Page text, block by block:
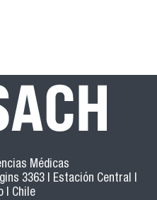
Médicas
3363 | Estación Central |
| Chile